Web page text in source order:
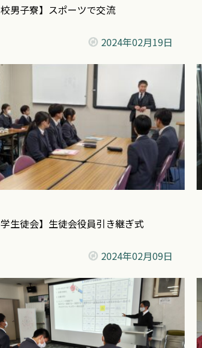
校男子寮】スポーツで交流
2024年02月19日
学生徒会】生徒会役員引き継ぎ式
2024年02月09日